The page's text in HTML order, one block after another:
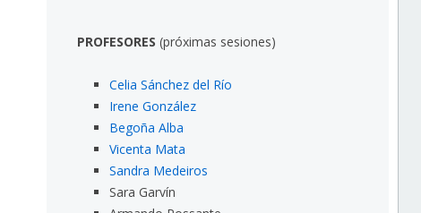
PROFESORES (próximas sesiones)
Celia Sánchez del Río
Irene González
Begoña Alba
Vicenta Mata
Sandra Medeiros
Sara Garvín